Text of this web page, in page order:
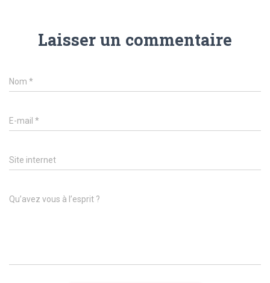
Laisser un commentaire
Nom *
E-mail *
Site internet
Qu’avez vous à l’esprit ?